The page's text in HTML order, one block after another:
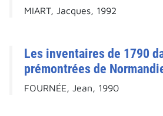
MIART, Jacques, 1992
Les inventaires de 1790
prémontrées de
FOURNÉE, Jean, 1990